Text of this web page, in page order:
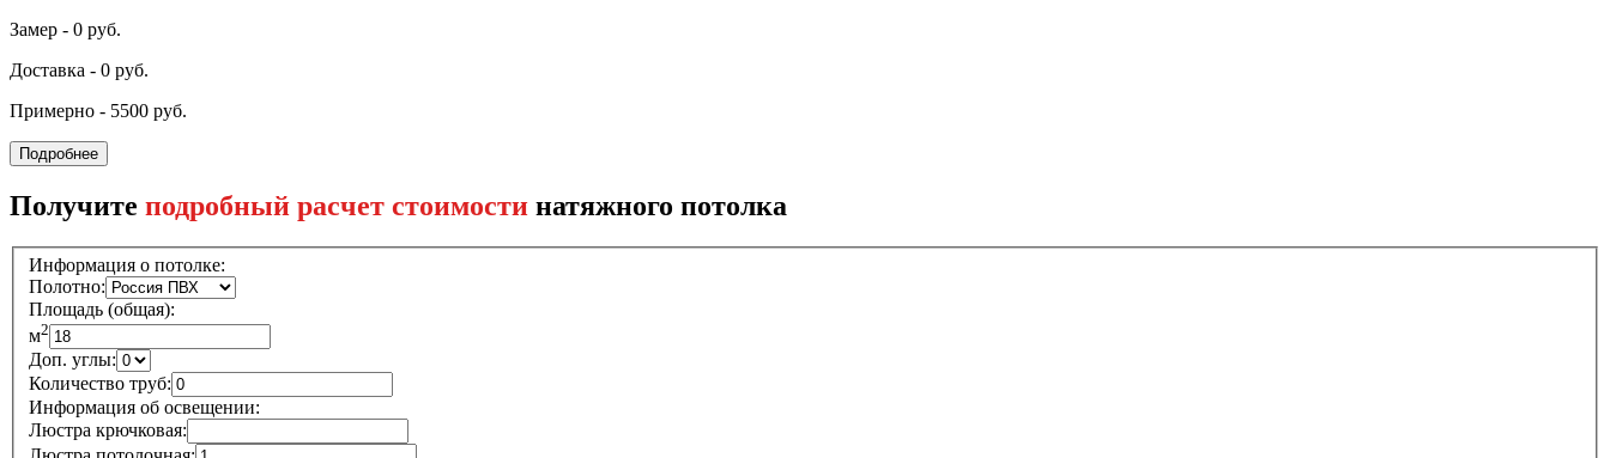
Замер - 0 руб.
Доставка - 0 руб.
Примерно - 5500 руб.
Подробнее
Получите подробный расчет стоимости натяжного потолка
Информация о потолке:
Полотно:
Площадь (общая):
м2
Доп. углы:
Количество труб:
Информация об освещении:
Люстра крючковая: